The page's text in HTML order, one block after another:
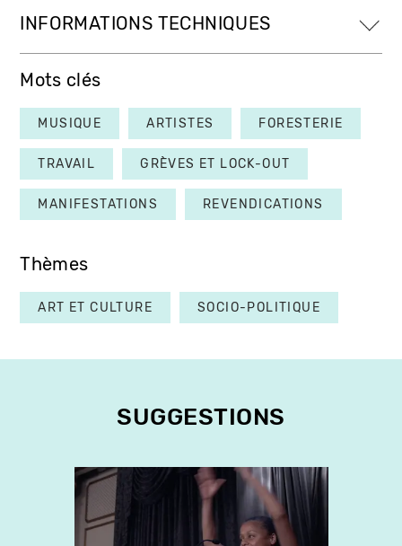
INFORMATIONS TECHNIQUES
Mots clés
MUSIQUE ARTISTES FORESTERIE
TRAVAIL GRÈVES ET LOCK-OUT
MANIFESTATIONS REVENDICATIONS
Thèmes
ART ET CULTURE SOCIO-POLITIQUE
SUGGESTIONS